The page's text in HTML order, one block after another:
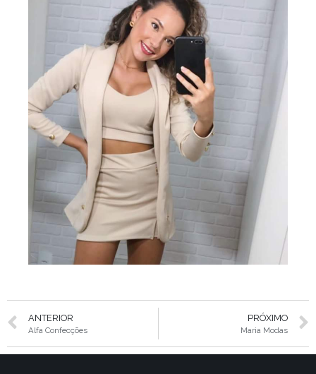
ANTERIOR
Alfa Confecções
PRÓXIMO
Maria Modas